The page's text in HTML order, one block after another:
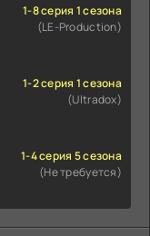
1-8 серия 1 сезона
(LE-Production)
1-2 серия 1 сезона
(Ultradox)
1-4 серия 5 сезона
(Не требуется)